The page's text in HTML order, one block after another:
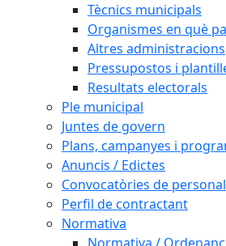
Tècnics municipals
Organismes en què
Altres administracions
Pressupostos i
Resultats electorals
Ple municipal
Juntes de govern
Plans, campanyes i
Anuncis / Edictes
Convocatòries de
Perfil de contractant
Normativa